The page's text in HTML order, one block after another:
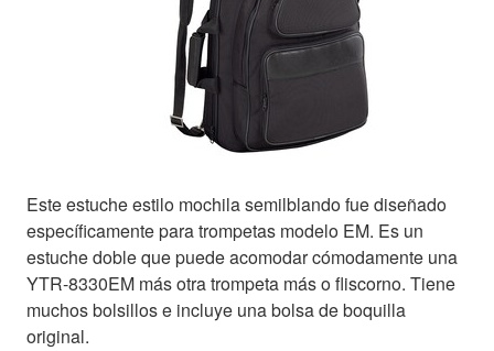
Este estuche estilo mochila semilblando fue diseñado
específicamente para trompetas modelo EM. Es un
estuche doble que puede acomodar cómodamente una
YTR-8330EM más otra trompeta más o fliscorno. Tiene
muchos bolsillos e incluye una bolsa de boquilla
original.